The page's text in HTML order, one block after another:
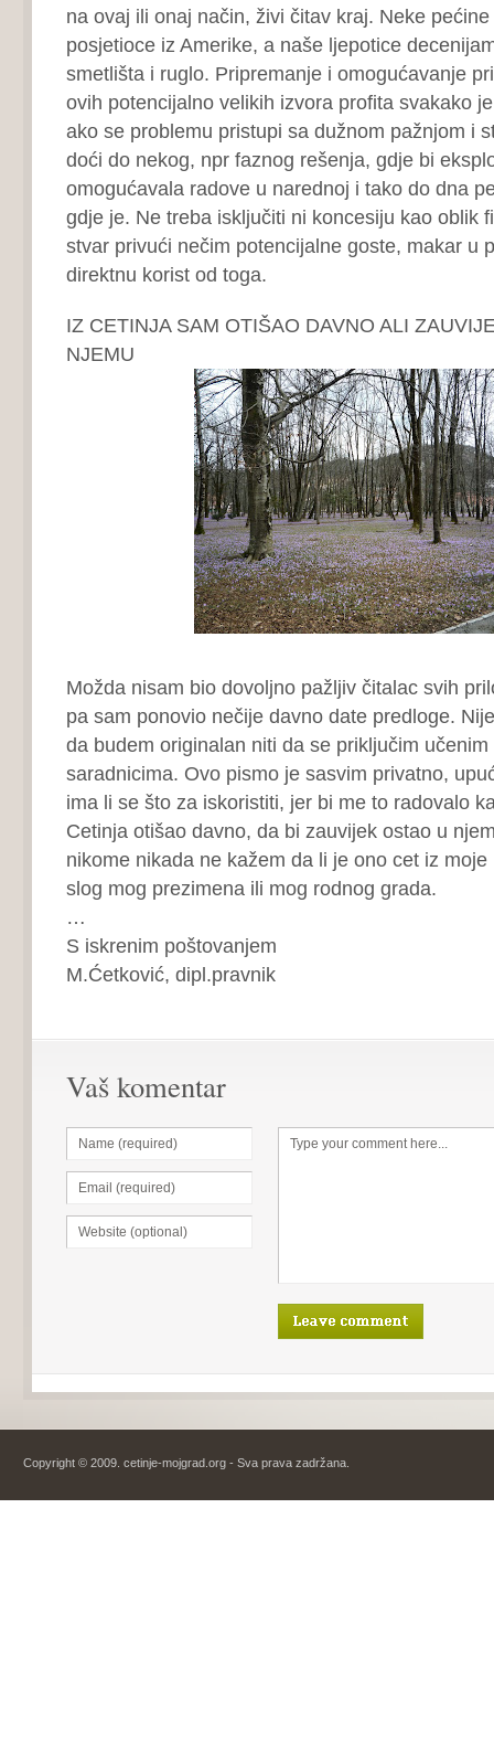
na ovaj ili onaj način, živi čitav kraj. Neke
posjetioce iz Amerike, a naše ljepotice
smetlišta i ruglo. Pripremanje i omogućavanje
ovih potencijalno velikih izvora profita svakako
ako se problemu pristupi sa dužnom pažnjom i
doći do nekog, npr faznog rešenja, gdje bi
omogućavala radove u narednoj i tako do dna
gdje je. Ne treba isključiti ni koncesiju kao oblik
stvar privući nečim potencijalne goste, makar u
direktnu korist od toga.
IZ CETINJA SAM OTIŠAO DAVNO ALI
NJEMU
Možda nisam bio dovoljno pažljiv čitalac svih
pa sam ponovio nečije davno date predloge.
da budem originalan niti da se priključim
saradnicima. Ovo pismo je sasvim privatno,
ima li se što za iskoristiti, jer bi me to radovalo
Cetinja otišao davno, da bi zauvijek ostao u
nikome nikada ne kažem da li je ono cet iz
slog mog prezimena ili mog rodnog grada.
…
S iskrenim poštovanjem
M.Ćetković, dipl.pravnik
Vaš komentar
Copyright © 2009. cetinje-mojgrad.org - Sva prava zadržana.